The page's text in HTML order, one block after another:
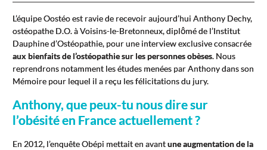
L’équipe Oostéo est ravie de recevoir aujourd’hui Anthony Dechy,
ostéopathe D.O. à Voisins-le-Bretonneux, diplômé de l’Institut
Dauphine d’Ostéopathie, pour une interview exclusive consacrée
aux bienfaits de l’ostéopathie sur les personnes obèses. Nous
reprendrons notamment les études menées par Anthony dans son
Mémoire pour lequel il a reçu les félicitations du jury.
Anthony, que peux-tu nous dire sur
l’obésité en France actuellement ?
En 2012, l’enquête Obépi mettait en avantune augmentation de la